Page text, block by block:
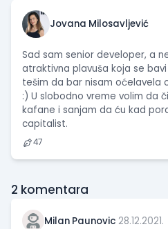
Jovana Milosavljević
Sad sam senior developer, a
atraktivna plavuša koja se
tešim da bar nisam oćelavela
:) U slobodno vreme volim da
kafane i sanjam da ću kad
capitalist.
47
2 komentara
Milan Paunovic 28.12.2021.